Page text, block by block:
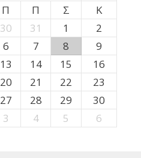
Π Π Σ
Κ
30 31 1
2
6 7 8
9
13 14 15
16
20 21 22
23
27 28 29
30
3 4 5 6